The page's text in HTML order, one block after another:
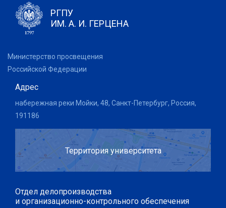
РГПУ
ИМ. А. И. ГЕРЦЕНА
Министерство просвещения
Российской Федерации
Адрес
набережная реки Мойки, 48, Санкт-Петербург, Россия,
191186
Территория университета
Отдел делопроизводства
и организационно-контрольного обеспечения